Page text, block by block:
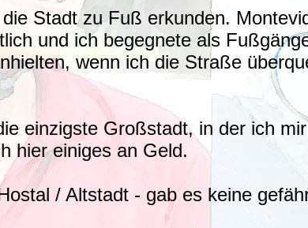
Stadt zu Fuß erkunden.
und ich begegnete als
wenn ich die Straße
einzigste Großstadt, in der ich
hier einiges an Geld.
/ Altstadt - gab es keine